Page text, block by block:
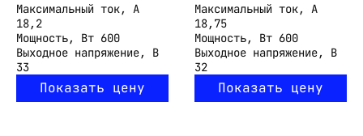
Максимальный ток, А
18,2
Мощность, Вт 600
Выходное напряжение, В
33
Показать цену
Максимальный ток, А
18,75
Мощность, Вт 600
Выходное напряжение, В
32
Показать цену